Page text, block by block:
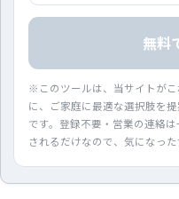
無料
※このツールは、当サイトが
に、ご家庭に最適な選択肢を
です。登録不要・営業の連絡
されるだけなので、気になっ